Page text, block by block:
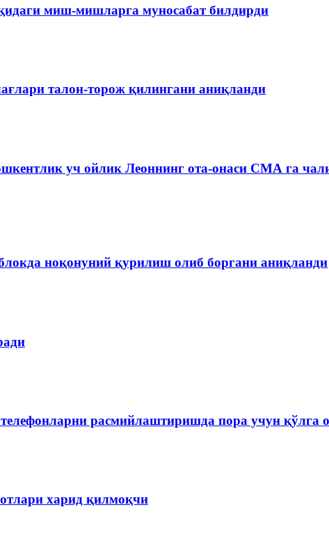
миш-мишларга муносабат билдирди
талон-торож қилингани аниқланди
уч ойлик Леоннинг ота-онаси СМА га
ноқонуний қурилиш олиб боргани аниқланди
расмийлаштиришда пора учун қўлга
харид қилмоқчи